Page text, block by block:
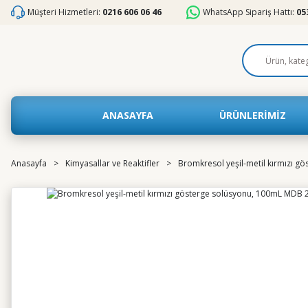
Müşteri Hizmetleri: 0216 606 06 46 WhatsApp Sipariş Hattı:
ANASAYFA ÜRÜNLERİMİZ
Anasayfa Kimyasallar ve Reaktifler Bromkresol yeşil-metil kırmızı